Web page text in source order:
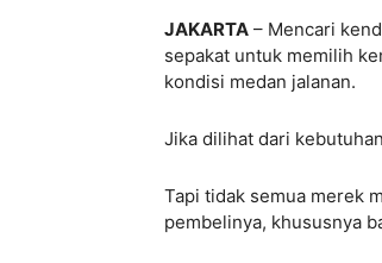
JAKARTA – Mencari
sepakat untuk memilih
kondisi medan jalanan.
Jika dilihat dari
Tapi tidak semua merek
pembelinya, khususnya